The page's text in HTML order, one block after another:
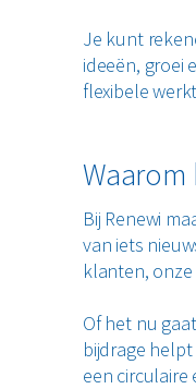
Je kunt
ideeën, groei
flexibele
Waarom
Bij Renewi
van iets
klanten,
Of het nu
bijdrage
een circulaire